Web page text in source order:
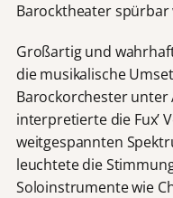
Barocktheater spürbar
Großartig und
die musikalische
Barockorchester
interpretierte die Fux’
weitgespannten
leuchtete die
Soloinstrumente wie